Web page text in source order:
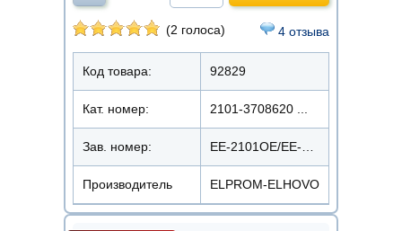
(2 голоса) 4 отзыва
Код товара: 92829
Кат. номер: 2101-3708620 ...
Зав. номер:
Производитель ELPROM-ELHOVO